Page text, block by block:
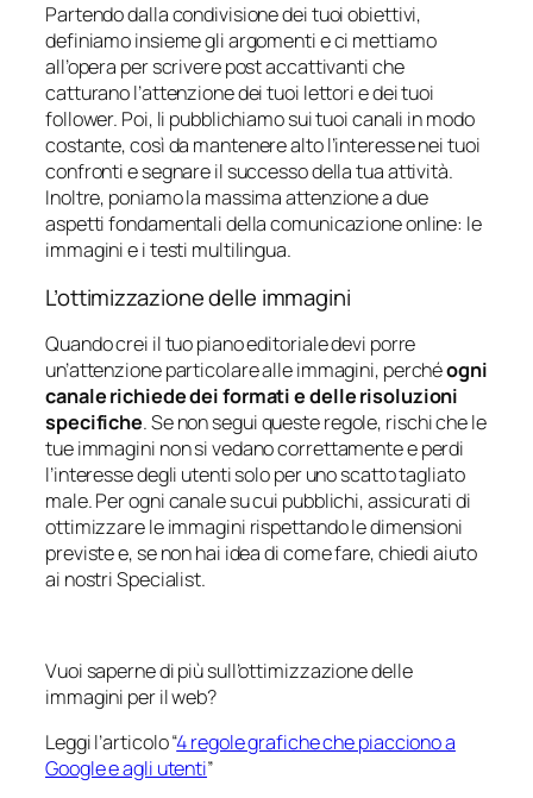
Partendo dalla condivisione dei tuoi obiettivi,
definiamo insieme gli argomenti e ci mettiamo
all’opera per scrivere post accattivanti che
catturano l’attenzione dei tuoi lettori e dei tuoi
follower. Poi, li pubblichiamo sui tuoi canali in modo
costante, così da mantenere alto l’interesse nei tuoi
confronti e segnare il successo della tua attività.
Inoltre, poniamo la massima attenzione a due
aspetti fondamentali della comunicazione online: le
immagini e i testi multilingua.
L’ottimizzazione delle immagini
Quando crei il tuo piano editoriale devi porre
un’attenzione particolare alle immagini, perchéogni
canale richiede dei formati e delle risoluzioni
specifiche. Se non segui queste regole, rischi che le
tue immagini non si vedano correttamente e perdi
l’interesse degli utenti solo per uno scatto tagliato
male. Per ogni canale su cui pubblichi, assicurati di
ottimizzare le immagini rispettando le dimensioni
previste e, se non hai idea di come fare, chiedi aiuto
ai nostri Specialist.
Vuoi saperne di più sull’ottimizzazione delle
immagini per il web?
Leggi l’articolo “4 regole grafiche che piacciono a
Google e agli utenti”